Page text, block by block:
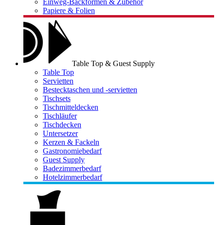
Einweg-Backformen & Zubehör
Papiere & Folien
Table Top & Guest Supply
Table Top
Servietten
Bestecktaschen und -servietten
Tischsets
Tischmitteldecken
Tischläufer
Tischdecken
Untersetzer
Kerzen & Fackeln
Gastronomiebedarf
Guest Supply
Badezimmerbedarf
Hotelzimmerbedarf